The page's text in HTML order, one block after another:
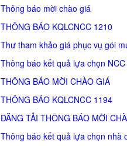
Thông báo mời chào giá
THÔNG BÁO KQLCNCC 1210
Thư tham khảo giá phục vụ gói
Thông báo kết quả lựa chọn NCC
THÔNG BÁO MỜI CHÀO GIÁ
THÔNG BÁO KQLCNCC 1194
ĐĂNG TẢI THÔNG BÁO MỜI
Thông báo kết quả lựa chọn nhà